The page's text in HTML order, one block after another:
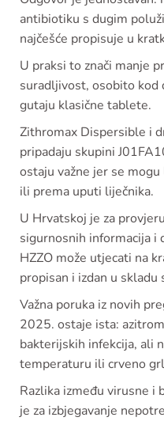
antibiotiku s dugim
najčešće propisuje u
U praksi to znači manje
suradljivost, osobito kod
gutaju klasične tablete.
Zithromax Dispersible i
pripadaju skupini
ostaju važne jer se
ili prema uputi liječnika.
U Hrvatskoj je za
sigurnosnih informacija i
HZZO može utjecati na
propisan i izdan u skladu
Važna poruka iz novih
2025. ostaje ista:
bakterijskih infekcija, ali
temperaturu ili crveno
Razlika između virusne i
je za izbjegavanje